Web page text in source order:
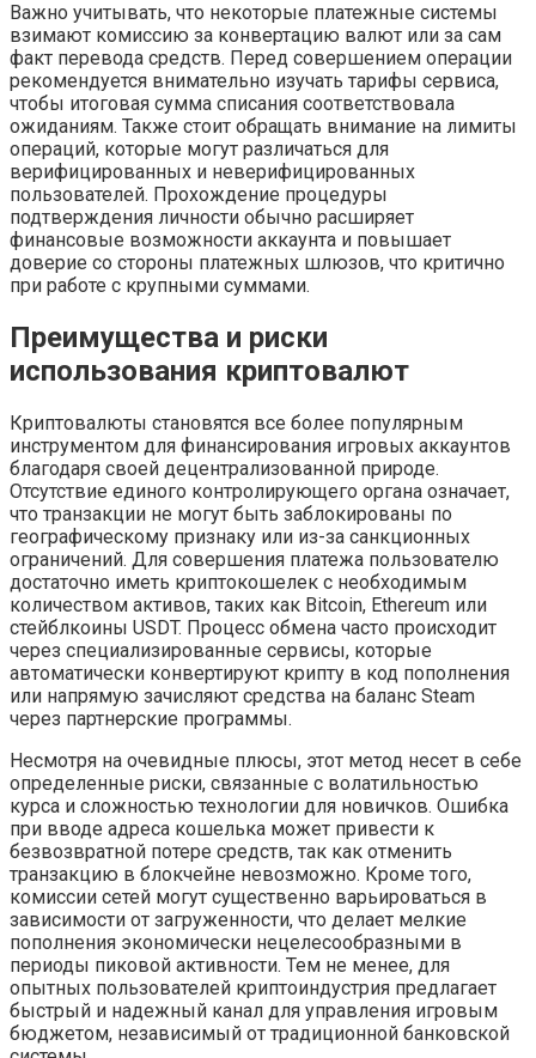
Важно учитывать, что некоторые платежные системы
взимают комиссию за конвертацию валют или за сам
факт перевода средств. Перед совершением операции
рекомендуется внимательно изучать тарифы сервиса,
чтобы итоговая сумма списания соответствовала
ожиданиям. Также стоит обращать внимание на лимиты
операций, которые могут различаться для
верифицированных и неверифицированных
пользователей. Прохождение процедуры
подтверждения личности обычно расширяет
финансовые возможности аккаунта и повышает
доверие со стороны платежных шлюзов, что критично
при работе с крупными суммами.
Преимущества и риски
использования криптовалют
Криптовалюты становятся все более популярным
инструментом для финансирования игровых аккаунтов
благодаря своей децентрализованной природе.
Отсутствие единого контролирующего органа означает,
что транзакции не могут быть заблокированы по
географическому признаку или из-за санкционных
ограничений. Для совершения платежа пользователю
достаточно иметь криптокошелек с необходимым
количеством активов, таких как Bitcoin, Ethereum или
стейблкоины USDT. Процесс обмена часто происходит
через специализированные сервисы, которые
автоматически конвертируют крипту в код пополнения
или напрямую зачисляют средства на баланс Steam
через партнерские программы.
Несмотря на очевидные плюсы, этот метод несет в себе
определенные риски, связанные с волатильностью
курса и сложностью технологии для новичков. Ошибка
при вводе адреса кошелька может привести к
безвозвратной потере средств, так как отменить
транзакцию в блокчейне невозможно. Кроме того,
комиссии сетей могут существенно варьироваться в
зависимости от загруженности, что делает мелкие
пополнения экономически нецелесообразными в
периоды пиковой активности. Тем не менее, для
опытных пользователей криптоиндустрия предлагает
быстрый и надежный канал для управления игровым
бюджетом, независимый от традиционной банковской